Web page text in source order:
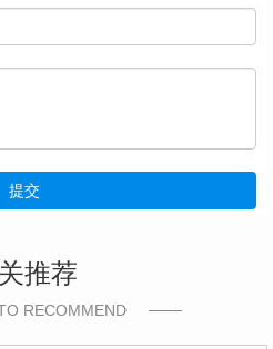
提交
推荐
RECOMMEND